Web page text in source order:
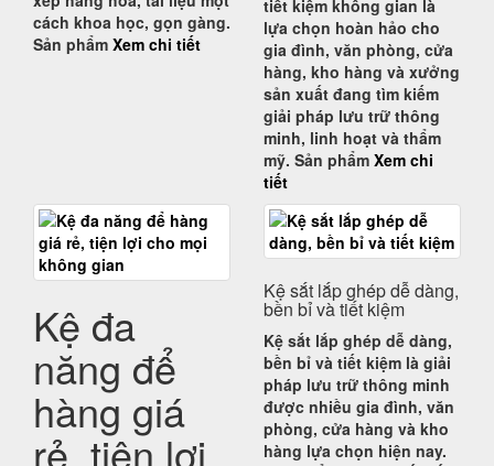
cách khoa học, gọn gàng.
Sản phẩm Xem chi tiết
tiết kiệm không gian là
lựa chọn hoàn hảo cho
gia đình, văn phòng, cửa
hàng, kho hàng và xưởng
sản xuất đang tìm kiếm
giải pháp lưu trữ thông
minh, linh hoạt và thẩm
mỹ. Sản phẩm Xem chi
tiết
Kệ đa
năng để
hàng giá
rẻ, tiện lợi
Kệ sắt lắp ghép dễ dàng,
bền bỉ và tiết kiệm
Kệ sắt lắp ghép dễ dàng,
bền bỉ và tiết kiệm là giải
pháp lưu trữ thông minh
được nhiều gia đình, văn
phòng, cửa hàng và kho
hàng lựa chọn hiện nay.